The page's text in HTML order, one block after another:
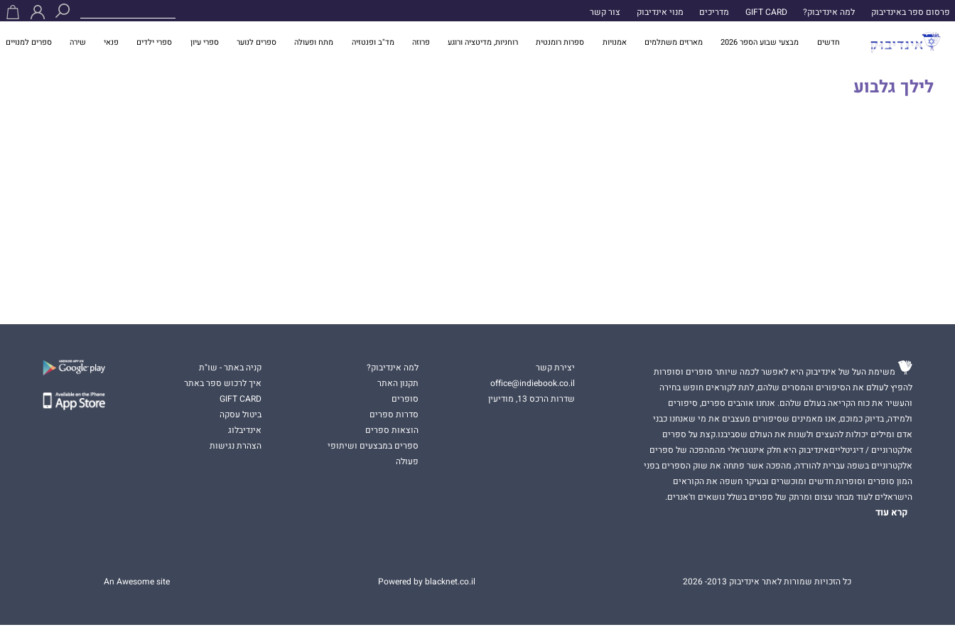
פרסום ספר באינדיבוק למה אינדיבוק? GIFT CARD מדריכים מנוי אינדיבוק צור קשר
חדשים מבצעי שבוע הספר 2026 מארזים משתלמים אמנויות ספרות רומנטית רוחניות, מדיטציה ורוגע פרוזה מד"ב ופנטזיה מתח ופעולה ספרים לנוער ספרי עיון ספרי ילדים פנאי שירה ספרים למנויים
לילך גלבוע
משימת העל של אינדיבוק היא לאפשר לכמה שיותר סופרים וסופרות
להפיץ לעולם את הסיפורים והמסרים שלהם, לתת לקוראים חופש בחירה
והעשיר את כוח הקריאה בעולם שלהם. אנחנו אוהבים ספרים, סיפורים
ולמידה, בדיוק כמוכם, אנו מאמינים שסיפורים מעצבים את מי שאנחנו כבני
אדם ומילים יכולות להעצים ולשנות את העולם שסביבנו.קצת על ספרים
אלקטרוניים / דיגיטלייםאינדיבוק היא חלק אינטגראלי מהמהפכה של ספרים
אלקטרוניים בשפה עברית להורדה, מהפכה אשר פתחה את שוק הספרים בפני
המון סופרים וסופרות חדשים ומוכשרים ובעיקר חשפה את הקוראים
הישראלים לעוד מבחר עצום ומרתק של ספרים בשלל נושאים וז'אנרים.
קרא עוד
יצירת קשר
office@indiebook.co.il
שדרות הרכס 13, מודיעין
למה אינדיבוק?
תקנון האתר
סופרים
סדרות ספרים
הוצאות ספרים
ספרים במבצעים ושיתופי
פעולה
קניה באתר - שו"ת
איך לרכוש ספר באתר
GIFT CARD
ביטול עסקה
אינדיבלוג
הצהרת נגישות
כל הזכויות שמורות לאתר אינדיבוק 2013- 2026 Powered by blacknet.co.il
An Awesome site